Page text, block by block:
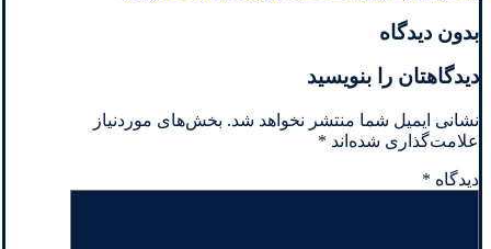
بدون دیدگاه
دیدگاهتان را بنویسید
نشانی ایمیل شما منتشر نخواهد شد. بخش‌های موردنیاز
علامت‌گذاری شده‌اند *
دیدگاه *